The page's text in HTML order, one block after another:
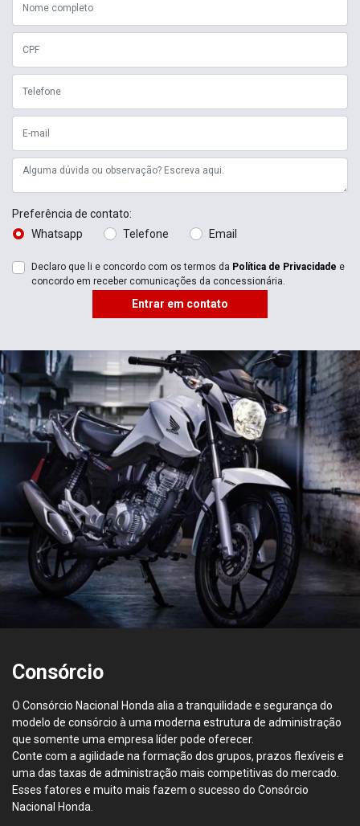
Consórcio
que somente uma empresa líder pode oferecer.
Conte com a agilidade na formação dos grupos, prazos flexíveis e
uma das taxas de administração mais competitivas do mercado.
Esses fatores e muito mais fazem o sucesso do Consórcio
Nacional Honda.
Conheça